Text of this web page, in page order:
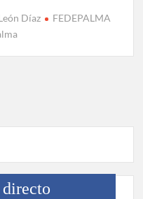
Díaz
FEDEPALMA
directo